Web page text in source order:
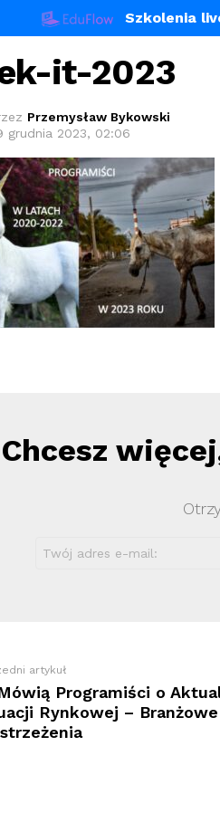
Szkolenia
it-2023
Przemysław Bykowski
grudnia 2023, 02:06
Chcesz
artykuł
Programiści o
Rynkowej – Branżowe